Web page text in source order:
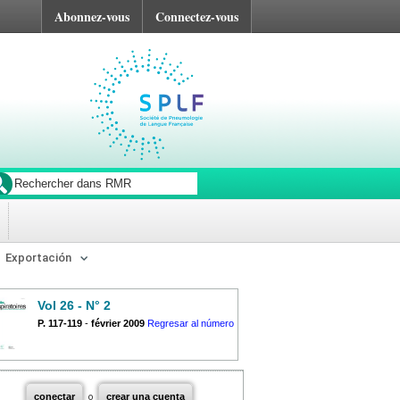
Abonnez-vous Connectez-vous
Exportación
Vol 26 - N° 2
P. 117-119 - février 2009 Regresar al número
conectar o crear una cuenta